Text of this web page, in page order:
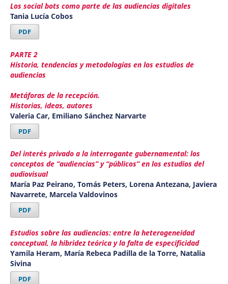
Los social bots como parte de las audiencias digitales
Tania Lucía Cobos
PDF
PARTE 2
Historia, tendencias y metodologías en los estudios de
audiencias
Metáforas de la recepción.
Historias, ideas, autores
Valeria Car, Emiliano Sánchez Narvarte
PDF
Del interés privado a la interrogante gubernamental: los
conceptos de “audiencias” y “públicos” en los estudios del
audiovisual
María Paz Peirano, Tomás Peters, Lorena Antezana, Javiera
Navarrete, Marcela Valdovinos
PDF
Estudios sobre las audiencias: entre la heterogeneidad
conceptual, la hibridez teórica y la falta de especificidad
Yamila Heram, María Rebeca Padilla de la Torre, Natalia
Sivina
PDF